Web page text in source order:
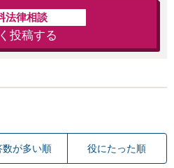
法律相談
投稿する
数が多い順 役にたった順